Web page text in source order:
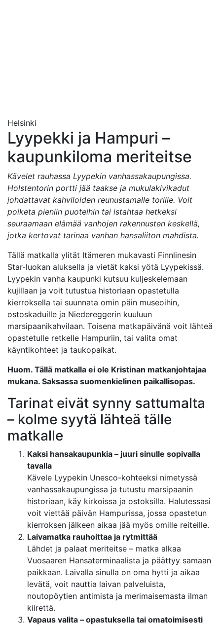
Helsinki
Lyypekki ja Hampuri –
kaupunkiloma meriteitse
Kävelet rauhassa Lyypekin vanhassakaupungissa.
Holstentorin portti jää taakse ja mukulakivikadut
johdattavat kahviloiden reunustamalle torille. Voit
poiketa pieniin puoteihin tai istahtaa hetkeksi
seuraamaan elämää vanhojen rakennusten keskellä,
jotka kertovat tarinaa vanhan hansaliiton mahdista.
Tällä matkalla ylität Itämeren mukavasti Finnlinesin
Star-luokan aluksella ja vietät kaksi yötä Lyypekissä.
Lyypekin vanha kaupunki kutsuu kuljeskelemaan
kujillaan ja voit tutustua historiaan opastetulla
kierroksella tai suunnata omin päin museoihin,
ostoskaduille ja Niedereggerin kuuluun
marsipaanikahvilaan. Toisena matkapäivänä voit lähteä
opastetulle retkelle Hampuriin, tai valita omat
käyntikohteet ja taukopaikat.
Huom. Tällä matkalla ei ole Kristinan matkanjohtajaa
mukana. Saksassa suomenkielinen paikallisopas.
Tarinat eivät synny sattumalta
– kolme syytä lähteä tälle
matkalle
Kaksi hansakaupunkia – juuri sinulle sopivalla
tavalla
Kävele Lyypekin Unesco-kohteeksi nimetyssä
vanhassakaupungissa ja tutustu marsipaanin
historiaan, käy kirkoissa ja ostoksilla. Halutessasi
voit viettää päivän Hampurissa, jossa opastetun
kierroksen jälkeen aikaa jää myös omille reiteille.
Laivamatka rauhoittaa ja rytmittää
Lähdet ja palaat meriteitse – matka alkaa
Vuosaaren Hansaterminaalista ja päättyy samaan
paikkaan. Laivalla sinulla on oma hytti ja aikaa
levätä, voit nauttia laivan palveluista,
noutopöytien antimista ja merimaisemasta ilman
kiirettä.
Vapaus valita – opastuksella tai omatoimisesti